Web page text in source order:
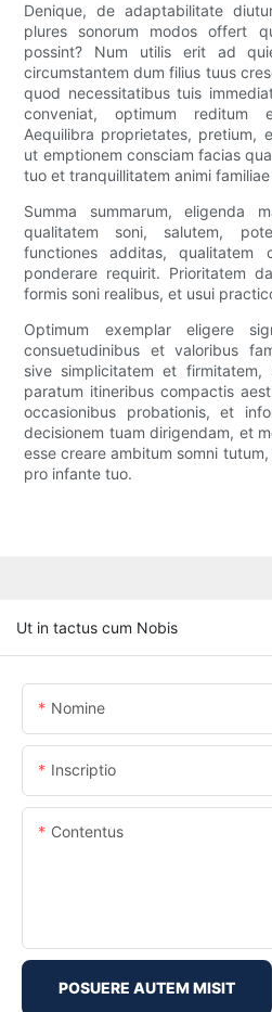
Denique, de adaptabilitate
plures sonorum modos offert
possint? Num utilis erit ad
circumstantem dum filius tuus
quod necessitatibus tuis
conveniat, optimum reditum
Aequilibra proprietates, pretium,
ut emptionem consciam facias
tuo et tranquillitatem animi
Summa summarum, eligenda
qualitatem soni, salutem,
functiones additas, qualitatem
ponderare requirit. Prioritatem
formis soni realibus, et usui
Optimum exemplar eligere
consuetudinibus et valoribus
sive simplicitatem et firmitatem,
paratum itineribus compactis
occasionibus probationis, et
decisionem tuam dirigendam, et
esse creare ambitum somni
pro infante tuo.
Ut in tactus cum Nobis
Nomine
Inscriptio
Contentus
POSUERE AUTEM MISIT